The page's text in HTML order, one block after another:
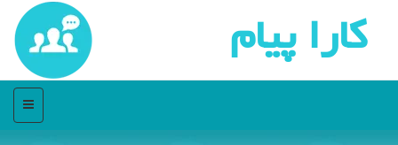
كارا پیام
منو